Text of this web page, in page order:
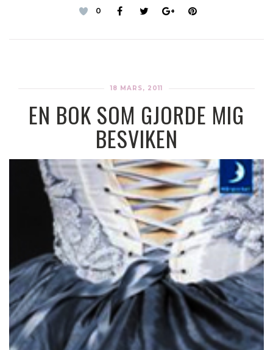
0
18 MARS, 2011
EN BOK SOM GJORDE MIG
BESVIKEN